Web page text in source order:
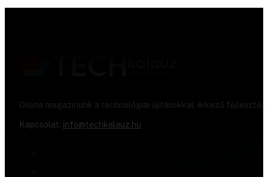
Online magazinunk a technológiai újításokkal, érkező
Kapcsolat: info@techkalauz.hu